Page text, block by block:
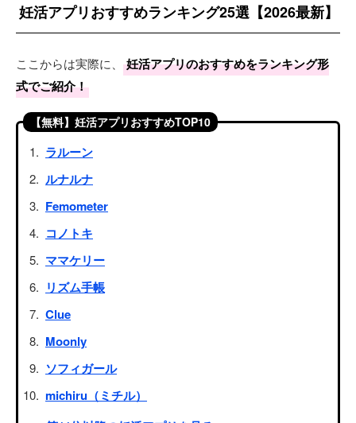
妊活アプリおすすめランキング25選【2026最新】
ここからは実際に、
妊活アプリのおすすめをランキング形
式でご紹介！
【無料】妊活アプリおすすめTOP10
ラルーン
ルナルナ
Femometer
コノトキ
ママケリー
リズム手帳
Clue
Moonly
ソフィガール
michiru（ミチル）